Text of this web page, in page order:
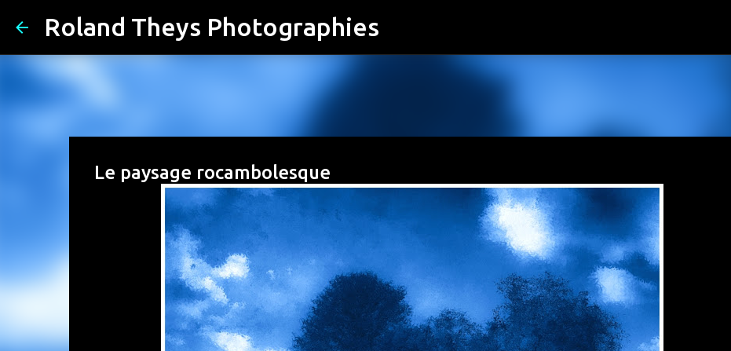
Roland Theys Photographies
Le paysage rocambolesque